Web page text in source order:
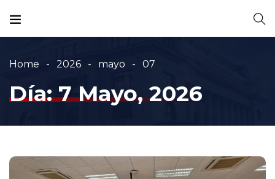
Home 2026 mayo 07
Día:7 Mayo, 2026